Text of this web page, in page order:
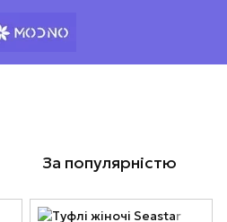
За популярністю